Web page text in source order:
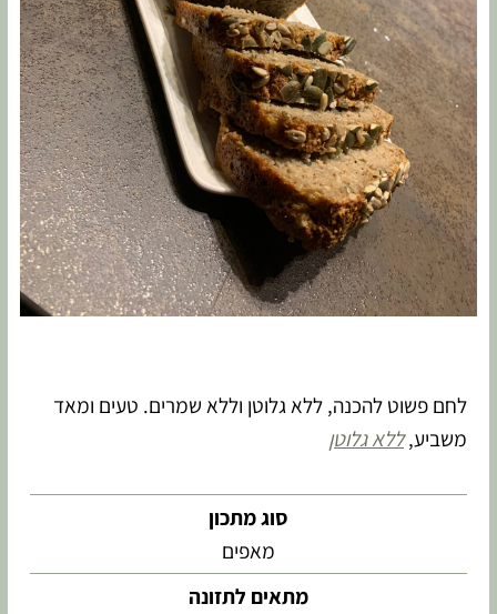
לחם פשוט להכנה, ללא גלוטן וללא שמרים. טעים ומאד
משביע,ללא גלוטן
סוג מתכון
מאפים
מתאים לתזונה